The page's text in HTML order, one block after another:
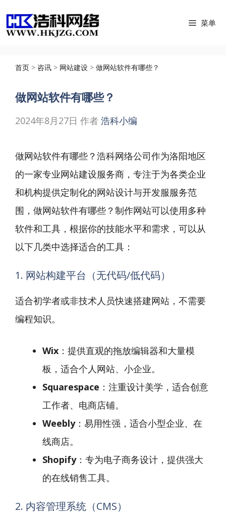
至
菜单
首页 > 咨讯 > 网站建设 > 做网站软件有哪些？
做网站软件有哪些？
2024年8月27日 作者 浩科小编
做网站软件有哪些？浩科网络公司作为洛阳地区
的一家专业网站建设服务商，专注于为各类企业
和机构提供定制化的网站设计与开发服服务范
围，做网站软件有哪些？制作网站可以使用多种
软件和工具，根据你的技能水平和需求，可以从
以下几类中选择适合的工具：
1. 网站构建平台（无代码/低代码）
适合初学者或非技术人员快速搭建网站，不需要
编程知识。
Wix ：提供直观的拖放编辑器和大量模
板，适合个人网站、小企业。
Squarespace ：注重设计美学，适合创意
工作者、电商店铺。
Weebly：易用性强，适合小型企业、在
线商店。
Shopify：专为电子商务设计，提供强大
的在线销售工具。
2. 内容管理系统（CMS）